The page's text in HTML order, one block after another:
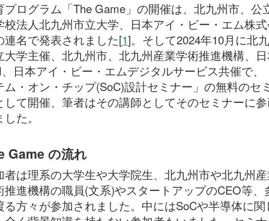
プログラム「The Game」の開催は、北九州市、公
校法人北九州市立大学、日本アイ・ビー・エム株
連名で発表されました[1]。そして2024年10月に北
大学主催、北九州市、北九州産業学術推進機構、
日本アイ・ビー・エムデジタルサービス共催で、
ム・オン・チップ(SoC)設計セミナー」の無料のセ
して開催、筆者はその講師としてそのセミナーに
た。
Game の流れ
者は理系の大学生や大学院生、北九州市や北九州
推進機構の職員(文系)やスタートアップのCEO等、
る方々が参加されました。中にはSoCや半導体に関